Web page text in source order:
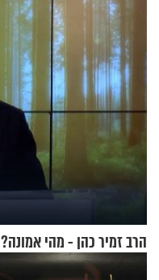
הרב זמיר כהן - מהי אמונה?